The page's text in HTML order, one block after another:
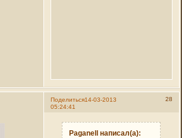
Поделиться 28
14-03-2013
05:24:41
Paganell написал(а):